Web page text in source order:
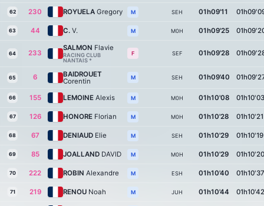
62 230 ROYUELA Gregory M SEH 01h09'11
63 44 C. V. M M0H 01h09'25
64 233
SALMON Flavie
RACING CLUB
NANTAIS *
F SEF 01h09'28
65 6
BAIDROUET
Corentin
M SEH 01h09'40
66 155 LEMOINE Alexis M M0H 01h10'08 01h10'03
67 126 HONORE Florian M M0H 01h10'28 01h10'21
68 67 DENIAUD Elie M SEH 01h10'29 01h10'19
69 85 JOALLAND DAVID M M0H 01h10'29 01h10'20
70 222 ROBIN Alexandre M ESH 01h10'40 01h10'37
71 219 RENOU Noah M JUH 01h10'44 01h10'42